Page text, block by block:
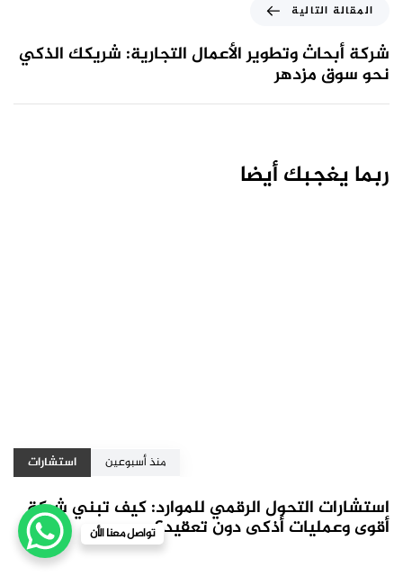
المقالة التالية
شركة أبحاث وتطوير الأعمال التجارية: شريكك الذكي
نحو سوق مزدهر
ربما يغجبك أيضا
منذ أسبوعين استشارات
استشارات التحول الرقمي للموارد: كيف تبني شركة
أقوى وعمليات أذكى دون تعقيد؟تواصل معنا الأن